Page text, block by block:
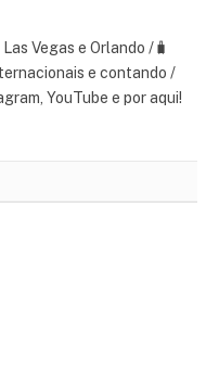
Vegas e Orlando /🧳
e contando /
YouTube e por aqui!